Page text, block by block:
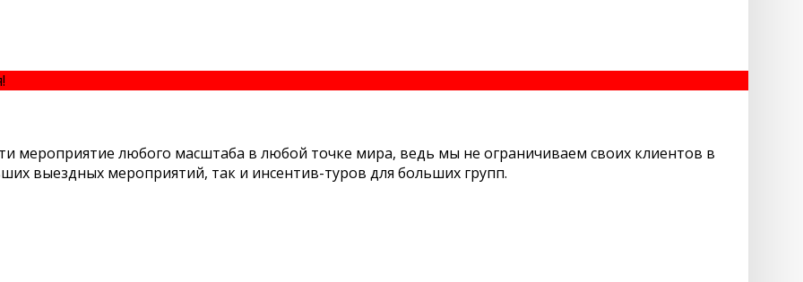
мероприятие любого масштаба в любой точке мира, ведь мы не ограничиваем своих клиентов в
выездных мероприятий, так и инсентив-туров для больших групп.